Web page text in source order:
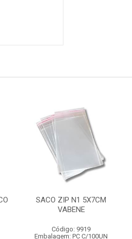
SACO ZIP N1 5X7CM
VABENE
Código: 9919
Embalagem: PC C/100UN